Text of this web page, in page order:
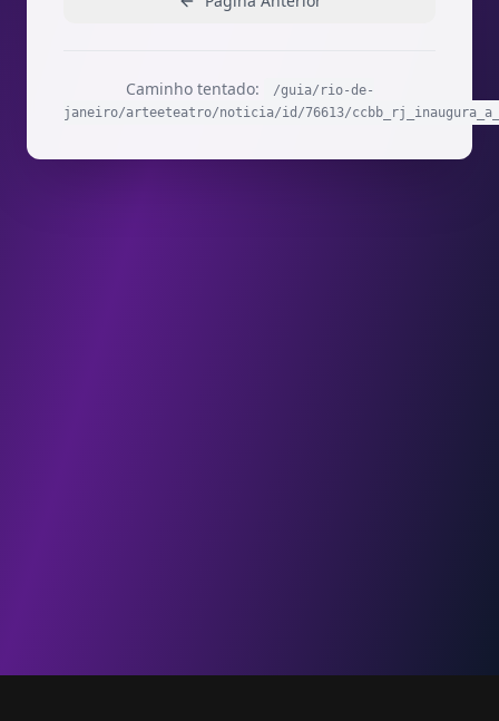
Caminho tentado:
/guia/rio-de-
janeiro/arteeteatro/noticia/id/76613/